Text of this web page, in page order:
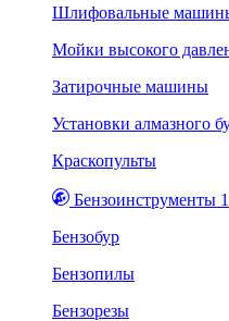
Шлифовальные
Мойки высокого
Затирочные машины
Установки алмазного
Краскопульты
Бензоинструменты 1
Бензобур
Бензопилы
Бензорезы